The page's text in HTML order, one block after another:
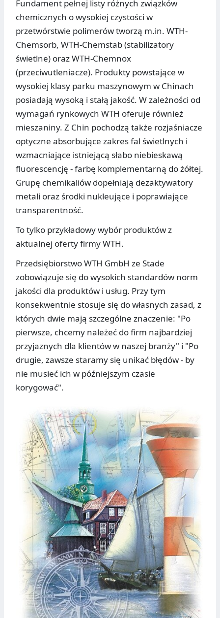
Fundament pełnej listy różnych związków
chemicznych o wysokiej czystości w
przetwórstwie polimerów tworzą m.in. WTH-
Chemsorb, WTH-Chemstab (stabilizatory
świetlne) oraz WTH-Chemnox
(przeciwutleniacze). Produkty powstające w
wysokiej klasy parku maszynowym w Chinach
posiadają wysoką i stałą jakość. W zależności od
wymagań rynkowych WTH oferuje również
mieszaniny. Z Chin pochodzą także rozjaśniacze
optyczne absorbujące zakres fal świetlnych i
wzmacniające istniejącą słabo niebieskawą
fluorescencję - farbę komplementarną do żółtej.
Grupę chemikaliów dopełniają dezaktywatory
metali oraz środki nukleujące i poprawiające
transparentność.
To tylko przykładowy wybór produktów z
aktualnej oferty firmy WTH.
Przedsiębiorstwo WTH GmbH ze Stade
zobowiązuje się do wysokich standardów norm
jakości dla produktów i usług. Przy tym
konsekwentnie stosuje się do własnych zasad, z
których dwie mają szczególne znaczenie: "Po
pierwsze, chcemy należeć do firm najbardziej
przyjaznych dla klientów w naszej branży" i "Po
drugie, zawsze staramy się unikać błędów - by
nie musieć ich w późniejszym czasie
korygować".